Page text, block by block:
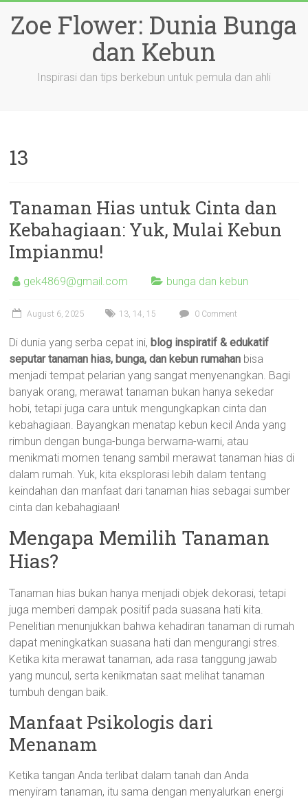
content
Zoe Flower: Dunia Bunga
dan Kebun
Inspirasi dan tips berkebun untuk pemula dan ahli
13
Tanaman Hias untuk Cinta dan
Kebahagiaan: Yuk, Mulai Kebun
Impianmu!
gek4869@gmail.com bunga dan kebun
August 6, 2025 13, 14, 15 0 Comment
Di dunia yang serba cepat ini, blog inspiratif & edukatif
seputar tanaman hias, bunga, dan kebun rumahan bisa
menjadi tempat pelarian yang sangat menyenangkan. Bagi
banyak orang, merawat tanaman bukan hanya sekedar
hobi, tetapi juga cara untuk mengungkapkan cinta dan
kebahagiaan. Bayangkan menatap kebun kecil Anda yang
rimbun dengan bunga-bunga berwarna-warni, atau
menikmati momen tenang sambil merawat tanaman hias di
dalam rumah. Yuk, kita eksplorasi lebih dalam tentang
keindahan dan manfaat dari tanaman hias sebagai sumber
cinta dan kebahagiaan!
Mengapa Memilih Tanaman
Hias?
Tanaman hias bukan hanya menjadi objek dekorasi, tetapi
juga memberi dampak positif pada suasana hati kita.
Penelitian menunjukkan bahwa kehadiran tanaman di rumah
dapat meningkatkan suasana hati dan mengurangi stres.
Ketika kita merawat tanaman, ada rasa tanggung jawab
yang muncul, serta kenikmatan saat melihat tanaman
tumbuh dengan baik.
Manfaat Psikologis dari
Menanam
Ketika tangan Anda terlibat dalam tanah dan Anda
menyiram tanaman, itu sama dengan menyalurkan energi